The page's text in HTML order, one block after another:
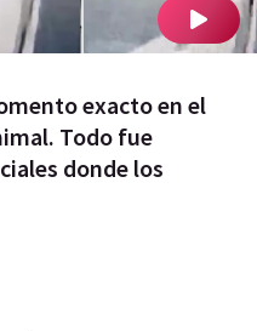
exacto en el
Todo fue
donde los